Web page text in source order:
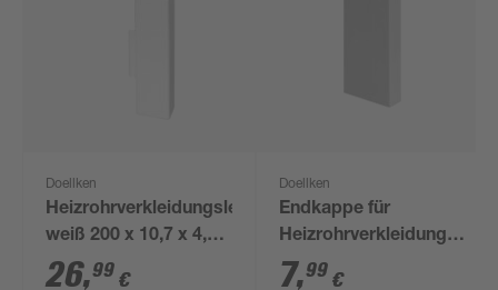
Doellken
Heizrohrverkleidungsleiste
weiß 200 x 10,7 x 4,5
cm
26,99 €
Doellken
Endkappe für
links weiß
7,99 €